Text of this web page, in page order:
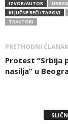
IZVOR/AUTOR
KLJUČNE REČI/TAGOVI
TRAKTORI
PRETHODNI ČLANAK
Protest “Srbija
nasilja” u